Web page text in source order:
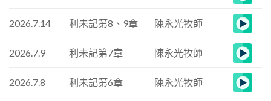
2026.7.14 利未記第8、9章 陳永光牧師
2026.7.9 利未記第7章 陳永光牧師
2026.7.8 利未記第6章 陳永光牧師